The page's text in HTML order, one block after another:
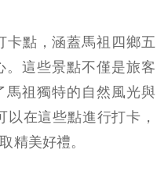
卡點，涵蓋馬祖四鄉五
。這些景點不僅是旅客
馬祖獨特的自然風光與
以在這些點進行打卡，
精美好禮。